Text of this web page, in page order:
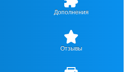
Дополнения
Отзывы